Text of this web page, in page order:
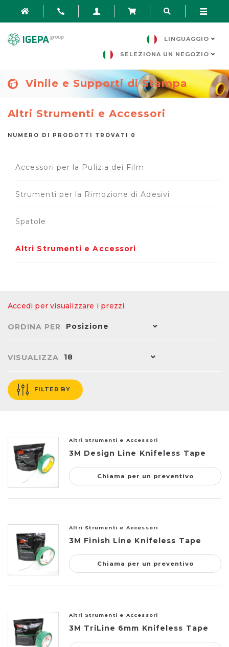
LINGUAGGIO
SELEZIONA UN NEGOZIO
Vinile e Supporti di Stampa
Altri Strumenti e Accessori
NUMERO DI PRODOTTI TROVATI 0
Accessori per la Pulizia dei Film
Strumenti per la Rimozione di Adesivi
Spatole
Altri Strumenti e Accessori
Accedi per visualizzare i prezzi
ORDINA PER Posizione
VISUALIZZA 18
FILTER BY
Altri Strumenti e Accessori
3M Design Line Knifeless Tape
Chiama per un preventivo
Altri Strumenti e Accessori
3M Finish Line Knifeless Tape
Chiama per un preventivo
Altri Strumenti e Accessori
3M TriLine 6mm Knifeless Tape